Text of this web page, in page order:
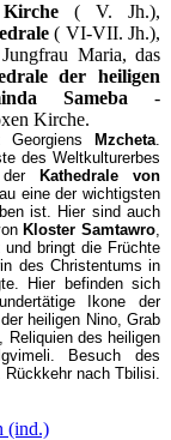
( V. Jh.),
( VI-VII. Jh.),
Maria, das
der heiligen
Sameba -
Kirche.
Georgiens Mzcheta.
des Weltkulturerbes
der
Kathedrale von
eine der wichtigsten
ist. Hier sind auch
Kloster Samtawro,
bringt die Früchte
des Christentums in
Hier befinden sich
Ikone der
heiligen Nino, Grab
Reliquien des heiligen
Besuch des
nach Tbilisi.